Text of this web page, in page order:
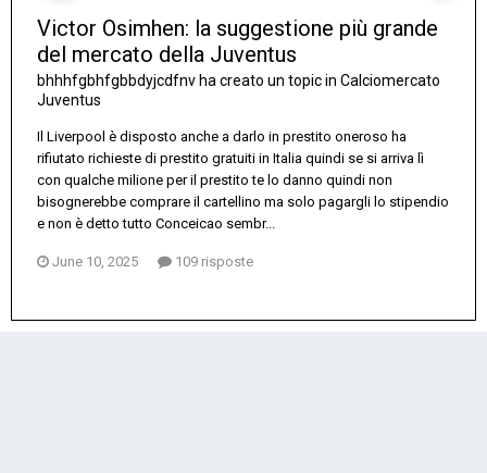
Victor Osimhen: la suggestione più grande
del mercato della Juventus
bhhhfgbhfgbbdyjcdfnv ha creato un topic in Calciomercato
Juventus
Il Liverpool è disposto anche a darlo in prestito oneroso ha
rifiutato richieste di prestito gratuiti in Italia quindi se si arriva lì
con qualche milione per il prestito te lo danno quindi non
bisognerebbe comprare il cartellino ma solo pagargli lo stipendio
e non è detto tutto Conceicao sembr...
June 10, 2025 109 risposte